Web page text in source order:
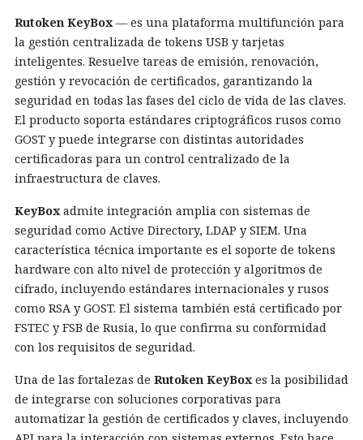
Rutoken KeyBox — es una plataforma multifunción para
la gestión centralizada de tokens USB y tarjetas
inteligentes. Resuelve tareas de emisión, renovación,
gestión y revocación de certificados, garantizando la
seguridad en todas las fases del ciclo de vida de las claves.
El producto soporta estándares criptográficos rusos como
GOST y puede integrarse con distintas autoridades
certificadoras para un control centralizado de la
infraestructura de claves.
KeyBox admite integración amplia con sistemas de
seguridad como Active Directory, LDAP y SIEM. Una
característica técnica importante es el soporte de tokens
hardware con alto nivel de protección y algoritmos de
cifrado, incluyendo estándares internacionales y rusos
como RSA y GOST. El sistema también está certificado por
FSTEC y FSB de Rusia, lo que confirma su conformidad
con los requisitos de seguridad.
Una de las fortalezas de Rutoken KeyBox es la posibilidad
de integrarse con soluciones corporativas para
automatizar la gestión de certificados y claves, incluyendo